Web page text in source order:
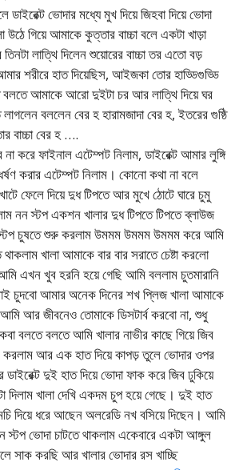
ডাইরেক্ট ভোদার মধ্যে মুখ দিয়ে জিহবা দিয়ে ভোদা
উঠে গিয়ে আমাকে কুত্তার বাচ্চা বলে একটা খাড়া
লাত্থি দিলেন শুয়োরের বাচ্চা তর এতো বড়
শরীরে হাত দিয়েছিস, আইজকা তোর হাড্ডিগুড্ডি
বলতে আমাকে আরো দুইটা চর আর লাত্থি দিয়ে ঘর
বললেন বের হ হারামজাদা বের হ, ইতরের গুষ্ঠি
বাচ্চা বের হ ….
করে ফাইনাল এটেম্পট নিলাম, ডাইরেক্ট আমার লুঙ্গি
করার এটেম্পট নিলাম। কোনো কথা না বলে
ফেলে দিয়ে দুধ টিপতে আর মুখে ঠোটে ঘারে চুমু
নন স্টপ একশন খালার দুধ টিপতে টিপতে ব্লাউজ
চুষতে শুরু করলাম উমমম উমমম উমমম করে আমি
খালা আমাকে বার বার সরাতে চেষ্টা করলো
এখন খুব হরনি হয়ে গেছি আমি বললাম চুতমারানি
চুদবো আমার অনেক দিনের শখ প্লিজ খালা আমাকে
আর জীবনেও তোমাকে ডিসটার্ব করবো না, শুধু
বলতে বলতে আমি খালার নাভীর কাছে গিয়ে জিব
করলাম আর এক হাত দিয়ে কাপড় তুলে ভোদার ওপর
দুই হাত দিয়ে ভোদা ফাক করে জিব ঢুকিয়ে
দিলাম খালা দেখি একদম চুপ হয়ে গেছে। দুই হাত
দিয়ে ধরে আছেন অলরেডি নখ বসিয়ে দিছেন। আমি
স্টপ ভোদা চাটতে থাকলাম একেবারে একটা আঙ্গুল
সাক করছি আর খালার ভোদার রস খাচ্ছি